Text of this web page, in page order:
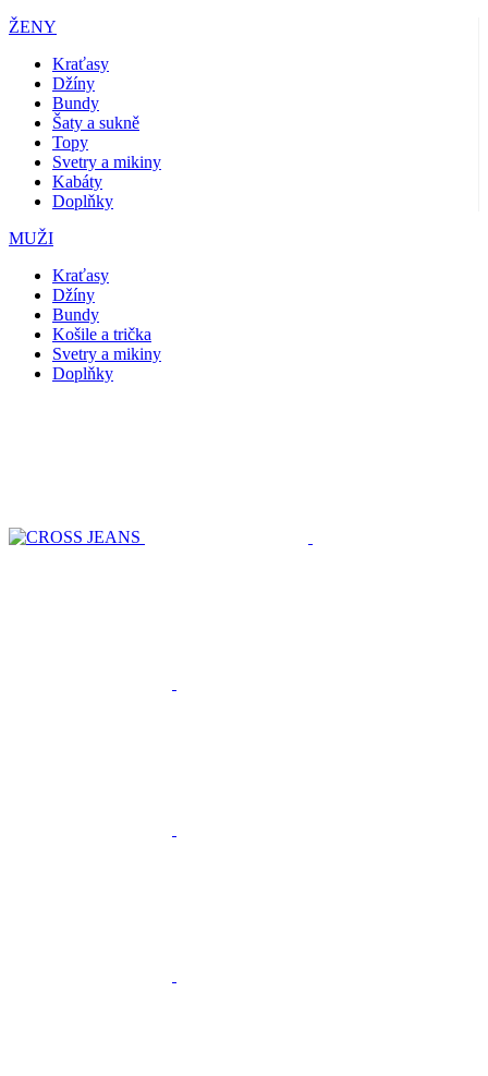
ŽENY
Kraťasy
Džíny
Bundy
Šaty a sukně
Topy
Svetry a mikiny
Kabáty
Doplňky
MUŽI
Kraťasy
Džíny
Bundy
Košile a trička
Svetry a mikiny
Doplňky